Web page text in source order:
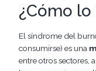
¿Cómo
El síndrome del
consumirse) es una
entre otros sectores,